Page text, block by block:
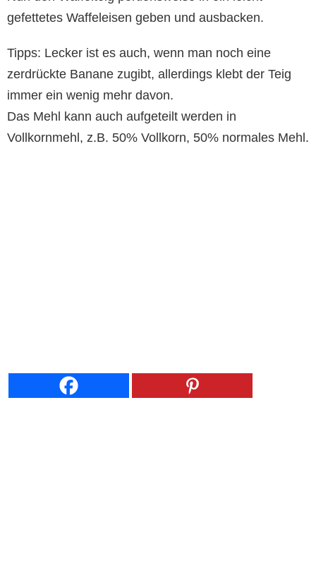
gefettetes Waffeleisen geben und ausbacken.
Tipps: Lecker ist es auch, wenn man noch eine
zerdrückte Banane zugibt, allerdings klebt der Teig
immer ein wenig mehr davon.
Das Mehl kann auch aufgeteilt werden in
Vollkornmehl, z.B. 50% Vollkorn, 50% normales Mehl.